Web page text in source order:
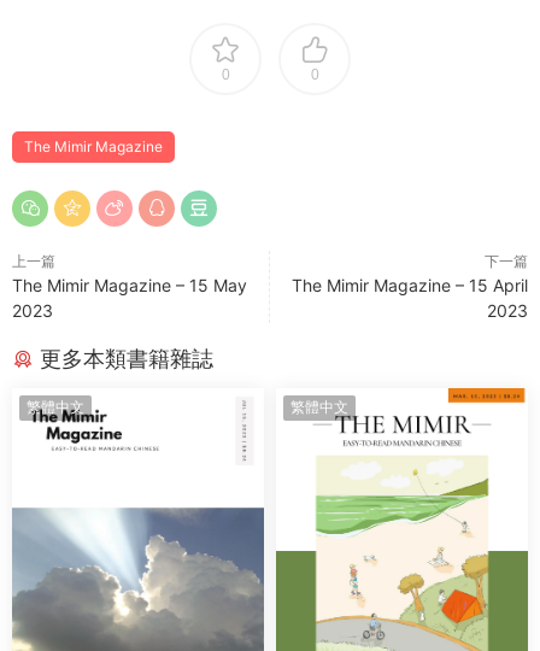
0 0
The Mimir Magazine
上一篇
The Mimir Magazine – 15 May
2023
下一篇
The Mimir Magazine – 15 April
2023
更多本類書籍雜誌
繁體中文 繁體中文